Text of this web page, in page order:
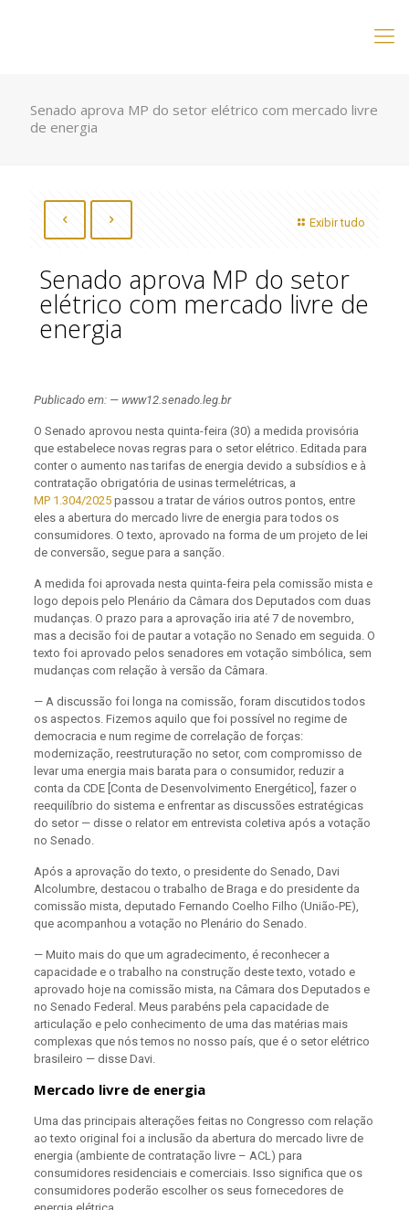
Senado aprova MP do setor elétrico com mercado livre
de energia
Exibir tudo
Senado aprova MP do setor
elétrico com mercado livre de
energia
Publicado em: — www12.senado.leg.br
O Senado aprovou nesta quinta-feira (30) a medida provisória
que estabelece novas regras para o setor elétrico. Editada para
conter o aumento nas tarifas de energia devido a subsídios e à
contratação obrigatória de usinas termelétricas, a
MP 1.304/2025passou a tratar de vários outros pontos, entre
eles a abertura do mercado livre de energia para todos os
consumidores. O texto, aprovado na forma de um projeto de lei
de conversão, segue para a sanção.
A medida foi aprovada nesta quinta-feira pela comissão mista e
logo depois pelo Plenário da Câmara dos Deputados com duas
mudanças. O prazo para a aprovação iria até 7 de novembro,
mas a decisão foi de pautar a votação no Senado em seguida. O
texto foi aprovado pelos senadores em votação simbólica, sem
mudanças com relação à versão da Câmara.
— A discussão foi longa na comissão, foram discutidos todos
os aspectos. Fizemos aquilo que foi possível no regime de
democracia e num regime de correlação de forças:
modernização, reestruturação no setor, com compromisso de
levar uma energia mais barata para o consumidor, reduzir a
conta da CDE [Conta de Desenvolvimento Energético], fazer o
reequilíbrio do sistema e enfrentar as discussões estratégicas
do setor — disse o relator em entrevista coletiva após a votação
no Senado.
Após a aprovação do texto, o presidente do Senado, Davi
Alcolumbre, destacou o trabalho de Braga e do presidente da
comissão mista, deputado Fernando Coelho Filho (União-PE),
que acompanhou a votação no Plenário do Senado.
— Muito mais do que um agradecimento, é reconhecer a
capacidade e o trabalho na construção deste texto, votado e
aprovado hoje na comissão mista, na Câmara dos Deputados e
no Senado Federal. Meus parabéns pela capacidade de
articulação e pelo conhecimento de uma das matérias mais
complexas que nós temos no nosso país, que é o setor elétrico
brasileiro — disse Davi.
Mercado livre de energia
Uma das principais alterações feitas no Congresso com relação
ao texto original foi a inclusão da abertura do mercado livre de
energia (ambiente de contratação livre – ACL) para
consumidores residenciais e comerciais. Isso significa que os
consumidores poderão escolher os seus fornecedores de